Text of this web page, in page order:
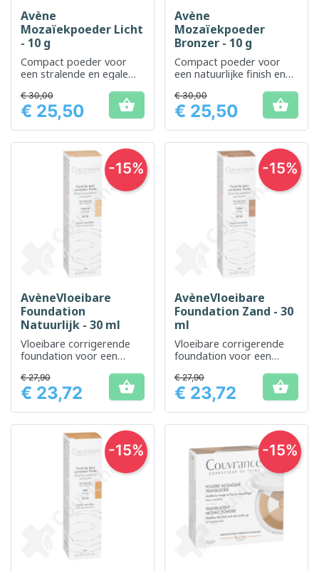
Avène
Mozaïekpoeder Licht
- 10 g
Compact poeder voor
een stralende en egale
Prijs
€ 30,00
€ 25,50 
Avène
Mozaïekpoeder
Bronzer - 10 g
Compact poeder voor
een natuurlijke finish en
Prijs
€ 30,00
€ 25,50 
AvèneVloeibare
Foundation
Natuurlijk - 30 ml
Vloeibare corrigerende
foundation voor een
Prijs
€ 27,90
€ 23,72 
-15%
AvèneVloeibare
Foundation Zand - 30
ml
Vloeibare corrigerende
foundation voor een
Prijs
€ 27,90
€ 23,72 
-15%
-15% -15%